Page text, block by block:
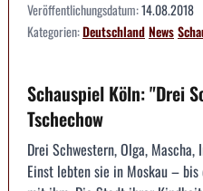
Veröffentlichungsdatum:14.08.2018
Kategorien:DeutschlandNews
Schauspiel Köln: "Drei
Tschechow
Drei Schwestern, Olga,
Einst lebten sie in Moskau –